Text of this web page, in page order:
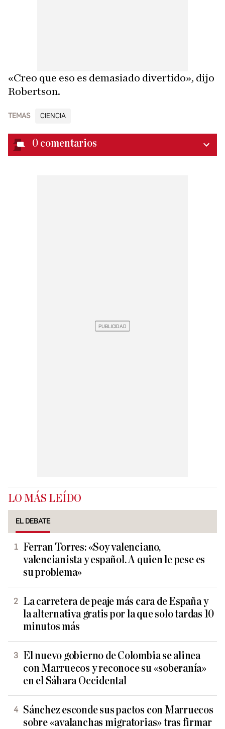
«Creo que eso es demasiado divertido», dijo
Robertson.
TEMAS CIENCIA
0 comentarios
LO MÁS LEÍDO
EL DEBATE
Ferran Torres: «Soy valenciano,
valencianista y español. A quien le pese es
su problema»
La carretera de peaje más cara de España y
la alternativa gratis por la que solo tardas 10
minutos más
El nuevo gobierno de Colombia se alinea
con Marruecos y reconoce su «soberanía»
en el Sáhara Occidental
Sánchez esconde sus pactos con Marruecos
sobre «avalanchas migratorias» tras firmar